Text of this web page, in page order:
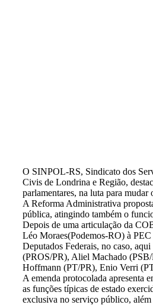
O SINPOL-RS, Sindicato dos
Civis de Londrina e Região,
parlamentares, na luta para
A Reforma Administrativa
pública, atingindo também o
Depois de uma articulação da
Léo Moraes(Podemos-RO) à
Deputados Federais, no caso,
(PROS/PR), Aliel Machado
Hoffmann (PT/PR), Enio Verri
A emenda protocolada apresenta
as funções típicas de estado
exclusiva no serviço público, além